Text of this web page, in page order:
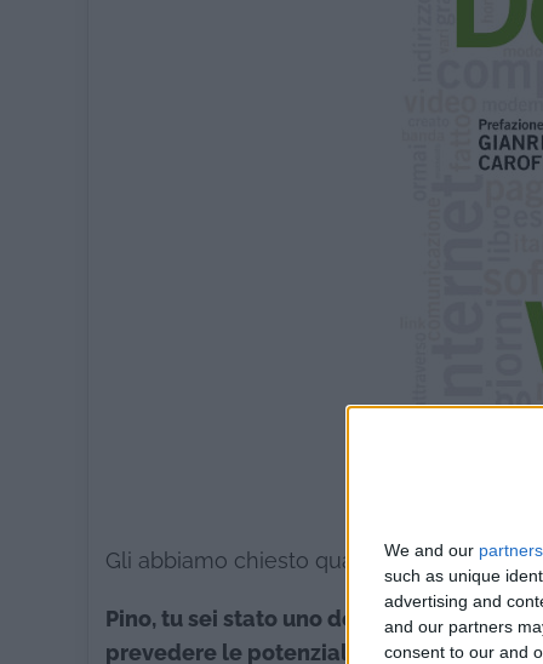
We and our partners
such as unique
advertising and
and our partners
consent to our and
Gli abbiamo chiesto qualche consiglio.
Pino, tu sei stato uno dei primi a fiutare
prevedere le potenzialità della Rete.